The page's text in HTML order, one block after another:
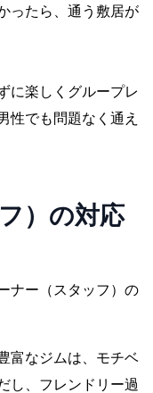
ったら、通う敷居が
に楽しくグループレ
性でも問題なく通え
）の対応
ナー（スタッフ）の
富なジムは、モチベ
し、フレンドリー過